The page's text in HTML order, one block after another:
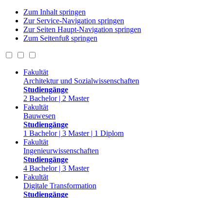
Zum Inhalt springen
Zur Service-Navigation springen
Zur Seiten Haupt-Navigation springen
Zum Seitenfuß springen
Fakultät
Architektur und Sozialwissenschaften
Studiengänge
2 Bachelor | 2 Master
Fakultät
Bauwesen
Studiengänge
1 Bachelor | 3 Master | 1 Diplom
Fakultät
Ingenieurwissenschaften
Studiengänge
4 Bachelor | 3 Master
Fakultät
Digitale Transformation
Studiengänge